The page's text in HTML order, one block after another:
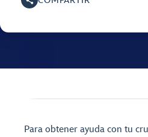
Para obtener ayuda con tu